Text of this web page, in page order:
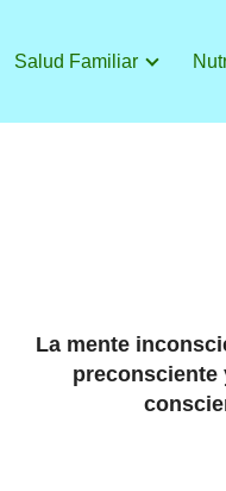
Salud Familiar
La mente
preconsciente